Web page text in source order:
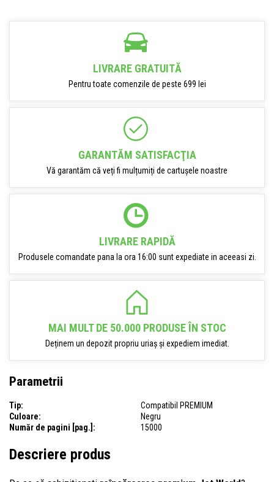
LIVRARE GRATUITĂ
Pentru toate comenzile de peste 699 lei
GARANTĂM SATISFACŢIA
Vă garantăm că veți fi mulțumiți de cartușele noastre
LIVRARE RAPIDĂ
Produsele comandate pana la ora 16:00 sunt expediate in aceeasi zi.
MAI MULT DE 50.000 PRODUSE ÎN STOC
Deținem un depozit propriu uriaș și expediem imediat.
Parametrii
Tip:
Compatibil PREMIUM
Culoare:
Negru
Număr de pagini [pag.]:
15000
Descriere produs